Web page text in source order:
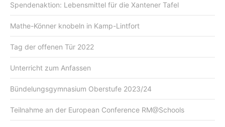
Spendenaktion: Lebensmittel für die Xantener Tafel
Mathe-Könner knobeln in Kamp-Lintfort
Tag der offenen Tür 2022
Unterricht zum Anfassen
Bündelungsgymnasium Oberstufe 2023/24
Teilnahme an der European Conference RM@Schools